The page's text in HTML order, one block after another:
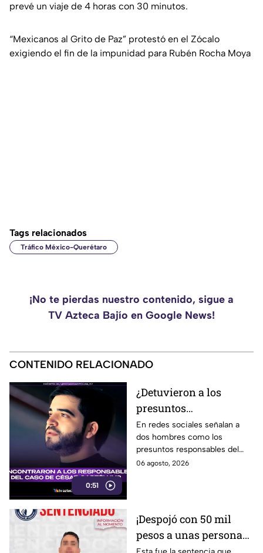
prevé un viaje de 4 horas con 30 minutos.
“Mexicanos al Grito de Paz” protestó en el Zócalo
exigiendo el fin de la impunidad para Rubén Rocha Moya
Tags relacionados
Tráfico México-Querétaro
¡No te pierdas nuestro contenido, sigue a
TV Azteca Bajío en Google News!
CONTENIDO RELACIONADO
0:51
¿Detuvieron a los
presuntos
responsables del caso
de César Gastélum?
Esto sabemos
En redes sociales señalan a
dos hombres como los
presuntos responsables del
hecho.
06 agosto, 2026
¡Despojó con 50 mil
pesos a unas personas